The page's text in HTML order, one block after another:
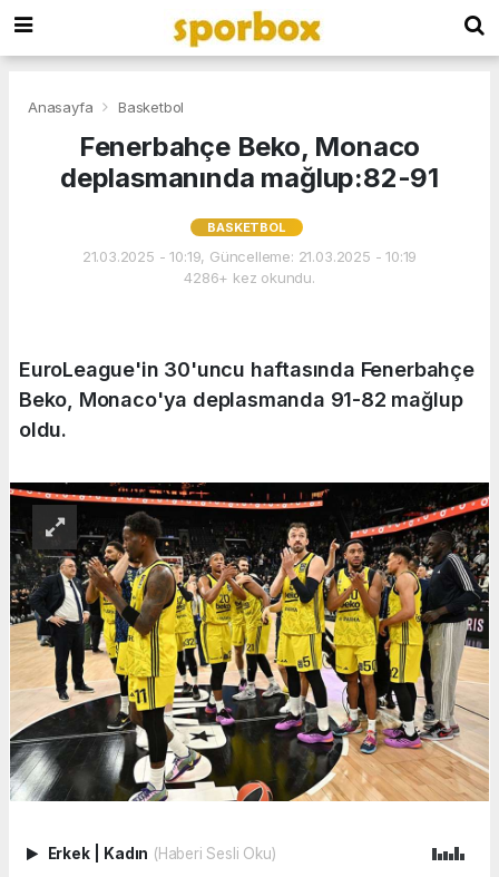
Anasayfa Basketbol
Fenerbahçe Beko, Monaco
deplasmanında mağlup:82-91
BASKETBOL
21.03.2025 - 10:19, Güncelleme: 21.03.2025 - 10:19
4286+ kez okundu.
EuroLeague'in 30'uncu haftasında Fenerbahçe
Beko, Monaco'ya deplasmanda 91-82 mağlup
oldu.
Erkek Kadın (Haberi Sesli Oku)